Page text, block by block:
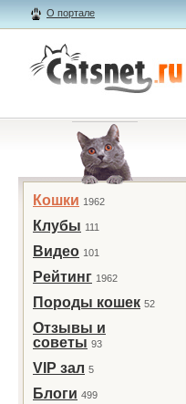
О портале
Кошки 1962
Клубы 111
Видео 101
Рейтинг 1962
Породы кошек 52
Отзывы и
советы 93
VIP зал 5
Блоги 499